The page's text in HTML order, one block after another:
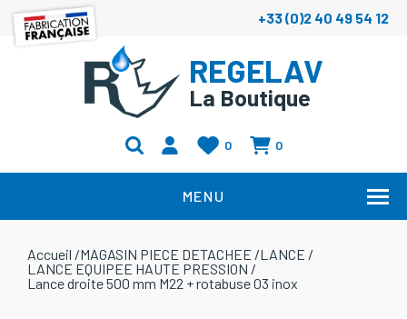
+33 (0)2 40 49 54 12
REGELAV
La Boutique
0 0
MENU
Accueil /MAGASIN PIECE DETACHEE /LANCE /
LANCE EQUIPEE HAUTE PRESSION /
Lance droite 500 mm M22 + rotabuse 03 inox